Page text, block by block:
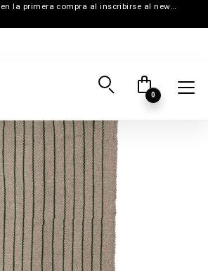
15% de descuento en la primera compra al inscribirse al newsletter
0